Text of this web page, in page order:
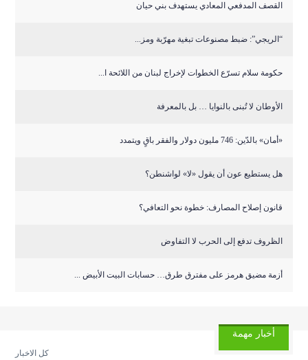
القصف المدفعي المعادي يستهدف بني حيان
“الريجي”: ضبط مصنوعات تبغية مهرّبة ومز...
حكومة سلام تسرّع الخطوات لإخراج لبنان من اللائحة ا...
الأوطان لا تُبنى بالنوايا … بل بالمعرفة
«أمان» بالدّين: 746 مليون دولار والفقر باقٍ ويتمدد
هل يستطيع عون أن يقول «لا» لواشنطن؟
قانون إصلاح المصارف: خطوة نحو التعافي؟
الظروف تدفع إلى الحرب لا التفاوض
أزمة مضيق هرمز على مفترق طرق… حسابات البيت الأبيض ...
أخبار مهمة
كل الاخبار